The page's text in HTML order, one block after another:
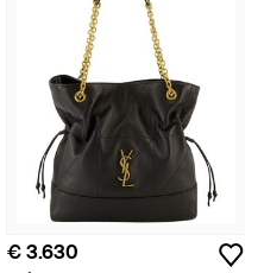
€ 3.630